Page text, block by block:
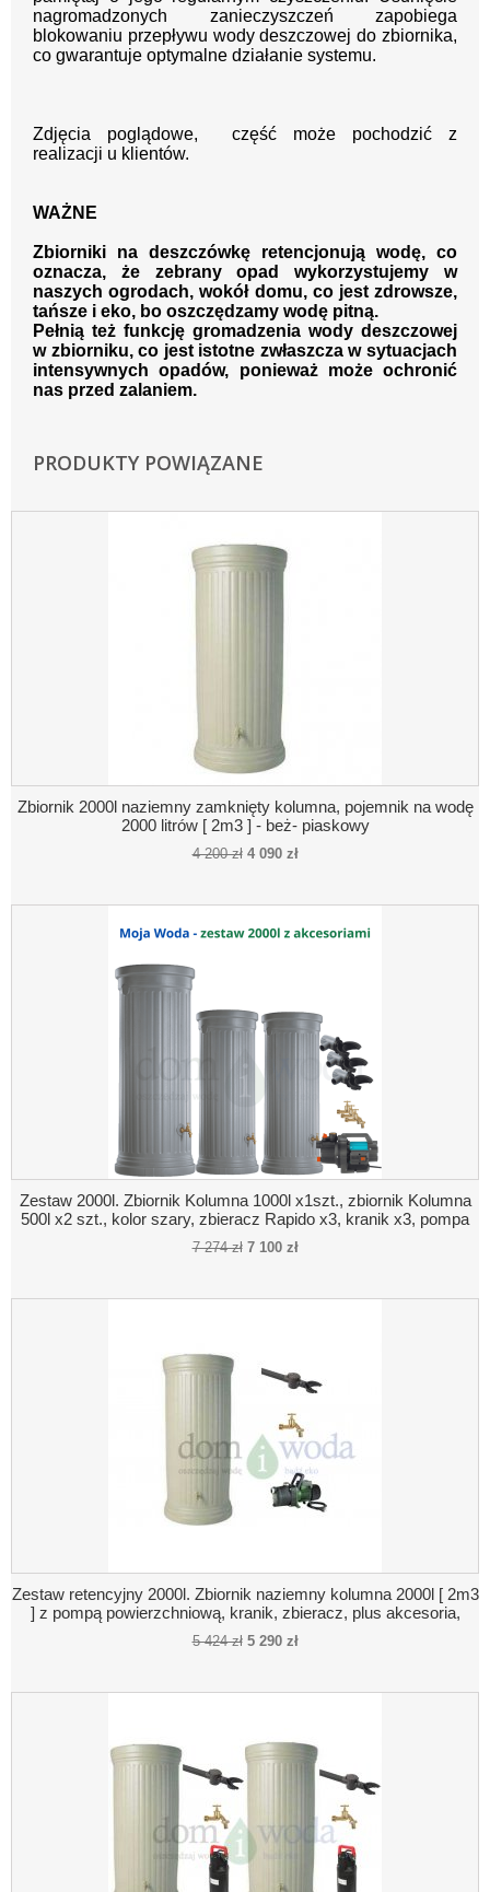
nagromadzonych zanieczyszczeń zapobiega
blokowaniu przepływu wody deszczowej do zbiornika,
co gwarantuje optymalne działanie systemu.
Zdjęcia poglądowe, część może pochodzić z
realizacji u klientów.
WAŻNE
Zbiorniki na deszczówkę retencjonują wodę, co
oznacza, że zebrany opad wykorzystujemy w
naszych ogrodach, wokół domu, co jest zdrowsze,
tańsze i eko, bo oszczędzamy wodę pitną.
Pełnią też funkcję gromadzenia wody deszczowej
w zbiorniku, co jest istotne zwłaszcza w sytuacjach
intensywnych opadów, ponieważ może ochronić
nas przed zalaniem.
PRODUKTY POWIĄZANE
Zbiornik 2000l naziemny zamknięty kolumna, pojemnik na wodę
2000 litrów [ 2m3 ] - beż- piaskowy
4 200 zł 4 090 zł
Zestaw 2000l. Zbiornik Kolumna 1000l x1szt., zbiornik Kolumna
500l x2 szt., kolor szary, zbieracz Rapido x3, kranik x3, pompa
naziemna
7 274 zł 7 100 zł
Zestaw retencyjny 2000l. Zbiornik naziemny kolumna 2000l [ 2m3
] z pompą powierzchniową, kranik, zbieracz, plus akcesoria,
kolor beż- piaskowy
5 424 zł 5 290 zł